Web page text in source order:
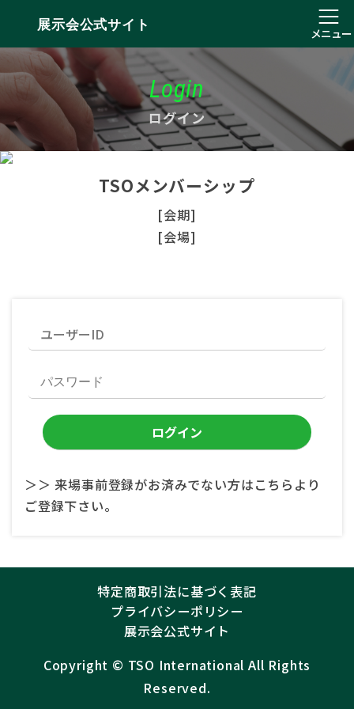
展示会公式サイト
メニュー
Login
ログイン
TSOメンバーシップ
[会期]
[会場]
＞＞ 来場事前登録がお済みでない方はこちらより
ご登録下さい。
特定商取引法に基づく表記
プライバシーポリシー
展示会公式サイト
Copyright ©︎ TSO International All Rights
Reserved.